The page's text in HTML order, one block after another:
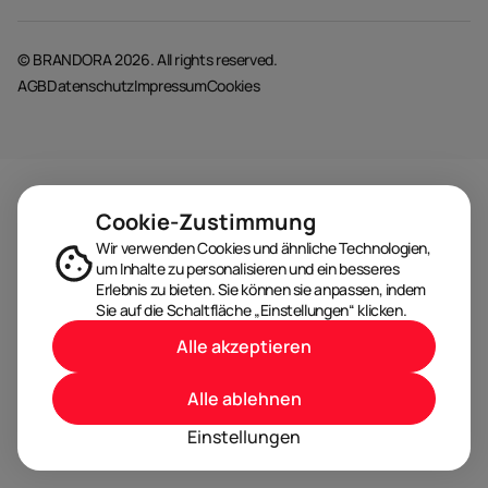
© BRANDORA 2026. All rights reserved.
AGBDatenschutzImpressumCookies
Cookie-Zustimmung
Wir verwenden Cookies und ähnliche Technologien,
um Inhalte zu personalisieren und ein besseres
Erlebnis zu bieten. Sie können sie anpassen, indem
Sie auf die Schaltfläche „Einstellungen“ klicken.
Einstellungen
Alle ablehnen
Alle akzeptieren